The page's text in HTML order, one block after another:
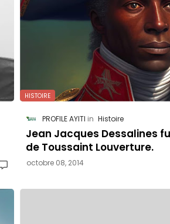
HISTOIRE
PROFILE AYITI Histoire
Jean Jacques Dessalines
de Toussaint Louverture.
octobre 08, 2014